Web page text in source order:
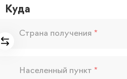
Куда
Страна получения *
Населенный пункт *